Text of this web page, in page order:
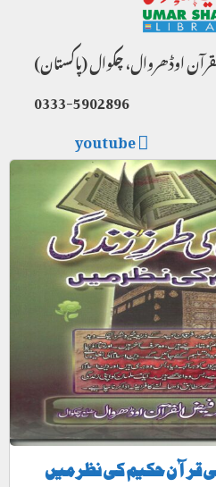
اوڈھروال، چکوال (پاکستان)
0333-5902896
youtube
قرآن حکیم کی نظر میں